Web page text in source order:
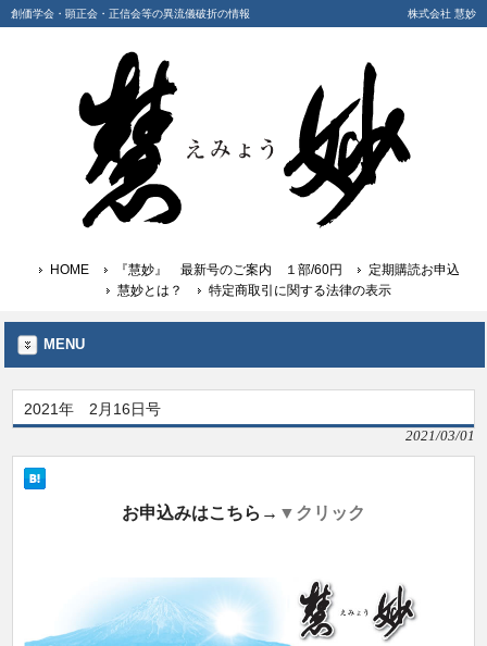
創価学会・顕正会・正信会等の異流儀破折の情報 株式会社 慧妙
HOME 『慧妙』 最新号のご案内 １部/60円
定期購読お申込
慧妙とは？
特定商取引に関する法律の表示
MENU
2021年 2月16日号
2021/03/01
お申込みはこちら→ ▼クリック